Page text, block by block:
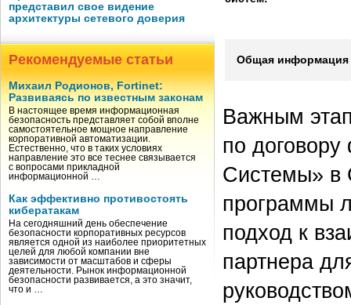
представил свое видение
архитектуры сетевого доверия
Рекомендуемые статьи
Михаил Родионов, Fortinet:
Развиваясь по известным законам
В настоящее время информационная
безопасность представляет собой вполне
самостоятельное мощное направление
корпоративной автоматизации.
Естественно, что в таких условиях
направление это все теснее связывается
с вопросами прикладной
информационной …
Как эффективно противостоять
кибератакам
На сегодняшний день обеспечение
безопасности корпоративных ресурсов
является одной из наиболее приоритетных
целей для любой компании вне
зависимости от масштабов и сферы
деятельности. Рынок информационной
безопасности развивается, а это значит,
что и …
Общая информация
Важным
по
Системы» в
программы
подход к
партнера